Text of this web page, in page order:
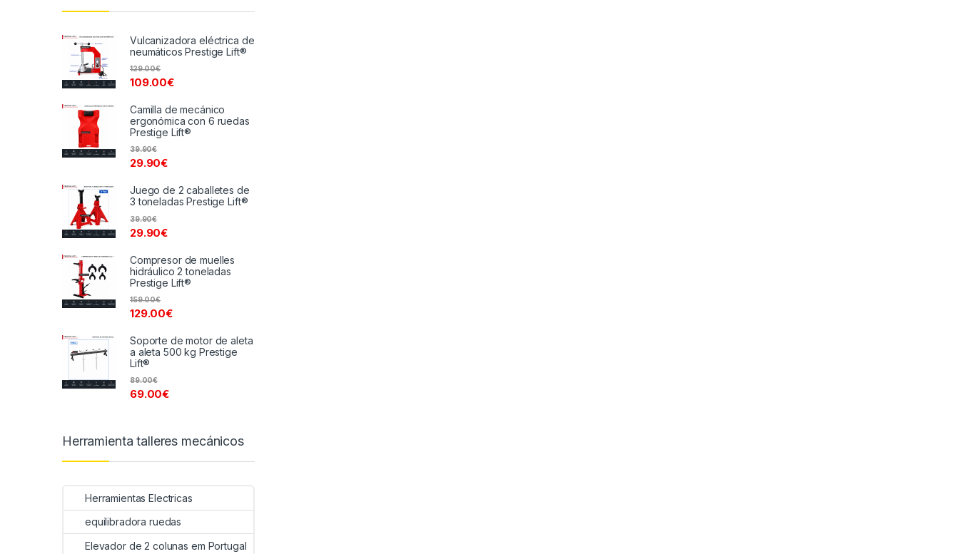
Vulcanizadora eléctrica de
neumáticos Prestige Lift®
109.00€
129.00€
Camilla de mecánico
ergonómica con 6 ruedas
Prestige Lift®
29.90€
39.90€
Juego de 2 caballetes de
3 toneladas Prestige Lift®
29.90€
39.90€
Compresor de muelles
hidráulico 2 toneladas
Prestige Lift®
129.00€
159.00€
Soporte de motor de aleta
a aleta 500 kg Prestige
Lift®
69.00€
89.00€
Herramienta talleres mecánicos
Herramientas Electricas
equilibradora ruedas
Elevador de 2 colunas em Portugal